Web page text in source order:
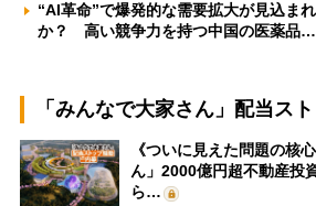
“AI革命”で爆発的な需要拡大が見込ま
か？ 高い競争力を持つ中国の医薬品…
「みんなで大家さん」配当ス
《ついに見えた問題の核
ん」2000億円超不動産投
ら…